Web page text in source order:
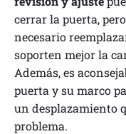
cerrar la puerta,
necesario
soporten mejor la
Además, es
puerta y su marco
un desplazamiento
problema.